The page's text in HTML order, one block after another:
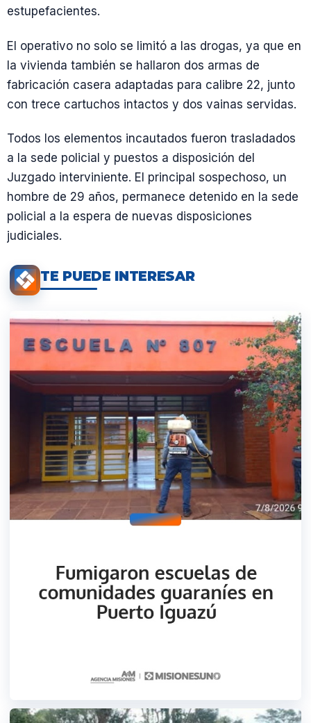
estupefacientes.
El operativo no solo se limitó a las drogas, ya que en
la vivienda también se hallaron dos armas de
fabricación casera adaptadas para calibre 22, junto
con trece cartuchos intactos y dos vainas servidas.
Todos los elementos incautados fueron trasladados
a la sede policial y puestos a disposición del
Juzgado interviniente. El principal sospechoso, un
hombre de 29 años, permanece detenido en la sede
policial a la espera de nuevas disposiciones
judiciales.
TE PUEDE INTERESAR